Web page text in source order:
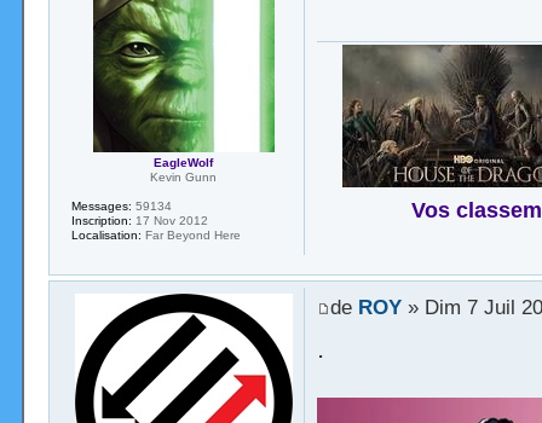
Vos
EagleWolf
Kevin Gunn
Messages: 59134
Inscription: 17 Nov 2012
Localisation: Far Beyond Here
de ROY» Dim 7 Juil
.